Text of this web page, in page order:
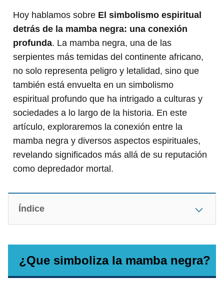
Hoy hablamos sobre El simbolismo espiritual
detrás de la mamba negra: una conexión
profunda. La mamba negra, una de las
serpientes más temidas del continente africano,
no solo representa peligro y letalidad, sino que
también está envuelta en un simbolismo
espiritual profundo que ha intrigado a culturas y
sociedades a lo largo de la historia. En este
artículo, exploraremos la conexión entre la
mamba negra y diversos aspectos espirituales,
revelando significados más allá de su reputación
como depredador mortal.
Índice
¿Que simboliza la mamba negra?